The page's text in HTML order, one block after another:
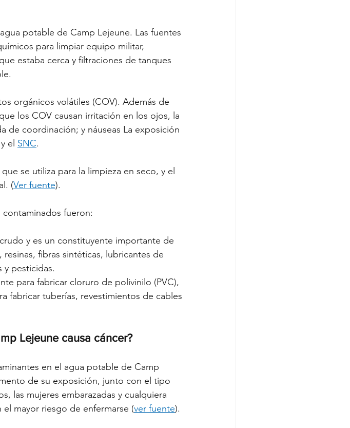
potable de Camp Lejeune. Las fuentes
para limpiar equipo militar,
estaba cerca y filtraciones de tanques
orgánicos volátiles (COV). Además de
los COV causan irritación en los ojos, la
de coordinación; y náuseas La exposición
el SNC.
se utiliza para la limpieza en seco, y el
(Ver fuente).
fueron:
y es un constituyente importante de
fibras sintéticas, lubricantes de
pesticidas.
para fabricar cloruro de polivinilo (PVC),
fabricar tuberías, revestimientos de cables
Lejeune causa cáncer?
en el agua potable de Camp
de su exposición, junto con el tipo
las mujeres embarazadas y cualquiera
mayor riesgo de enfermarse (ver fuente).